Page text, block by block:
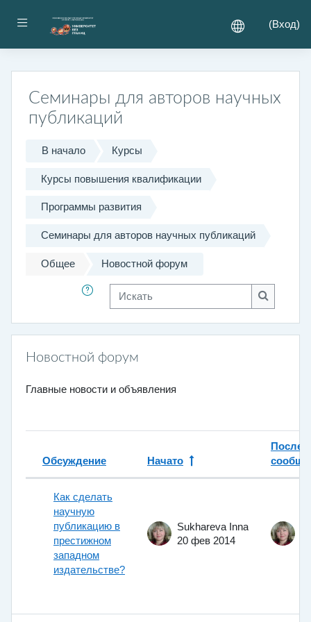
Боковая панель (Вход)
Семинары для авторов научных
публикаций
В начало Курсы
Курсы повышения квалификации
Программы развития
Семинары для авторов научных публикаций
Общее Новостной форум
Искать
Искать
Новостной форум
Главные новости и объявления
Список обсуждений. Показано 1
Статус
Обсуждение Начато
Как сделать
научную
публикацию в
престижном
западном
издательстве?
Sukhareva Inna
20 фев 2014